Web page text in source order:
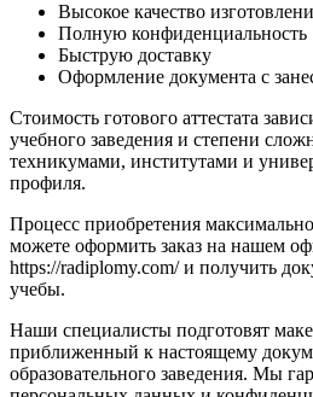
Высокое качество
Полную конфиденциальность
Быструю доставку
Оформление документа с
Стоимость готового аттестата
учебного заведения и степени
техникумами, институтами и
профиля.
Процесс приобретения
можете оформить заказ на нашем
https://radiplomy.com/ и получить
учебы.
Наши специалисты подготовят
приближенный к настоящему
образовательного заведения. Мы